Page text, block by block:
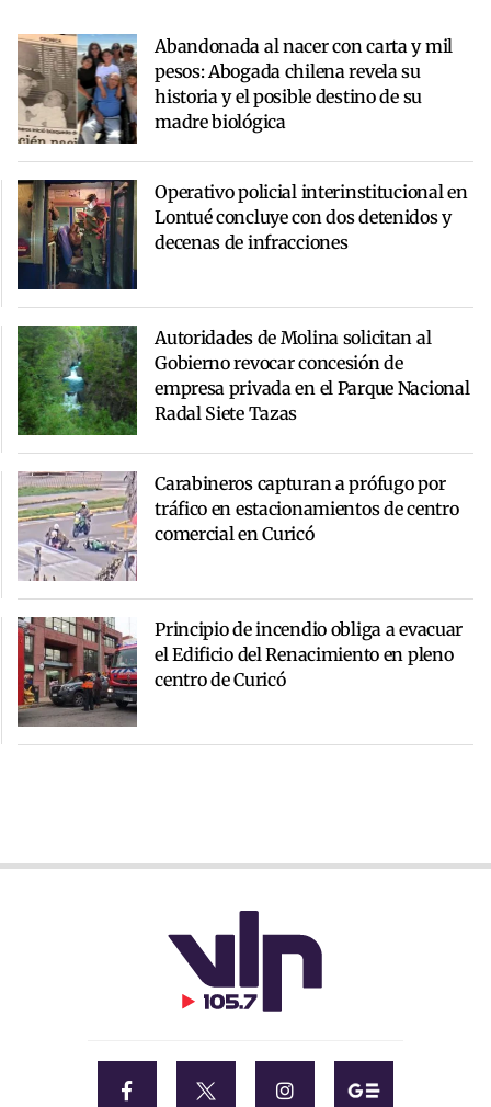
Abandonada al nacer con carta y mil
pesos: Abogada chilena revela su
historia y el posible destino de su
madre biológica
Operativo policial interinstitucional en
Lontué concluye con dos detenidos y
decenas de infracciones
Autoridades de Molina solicitan al
Gobierno revocar concesión de
empresa privada en el Parque Nacional
Radal Siete Tazas
Carabineros capturan a prófugo por
tráfico en estacionamientos de centro
comercial en Curicó
Principio de incendio obliga a evacuar
el Edificio del Renacimiento en pleno
centro de Curicó